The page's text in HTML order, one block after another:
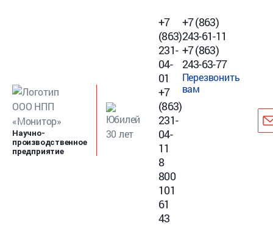
Научно-
производственное
предприятие
+7
(863)
231-
04-
01
+7
(863)
231-
04-
11
8
800
101
61
43
+7 (863)
243-61-11
+7 (863)
243-63-77
Перезвонить
вам